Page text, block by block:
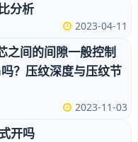
分析
2023-04-11
之间的间隙一般控制
？压纹深度与压纹节
2023-11-03
开吗